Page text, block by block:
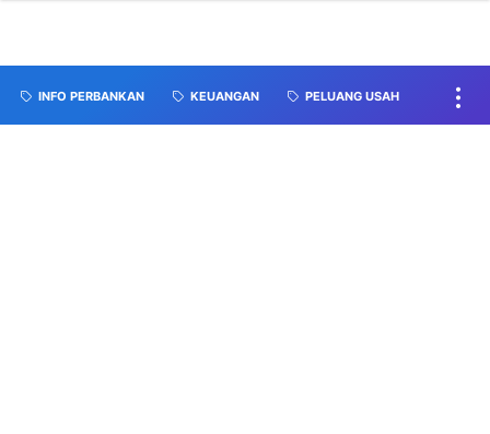
INFO PERBANKAN KEUANGAN PELUANG USAH